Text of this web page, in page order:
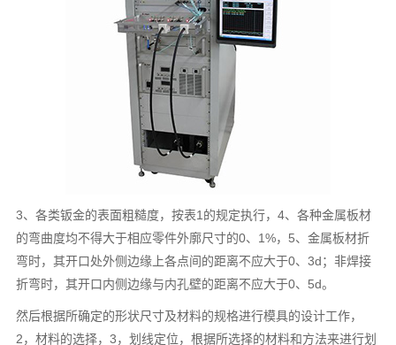
3、各类钣金的表面粗糙度，按表1的规定执行，4、各种金属板材
的弯曲度均不得大于相应零件外廓尺寸的0、1%，5、金属板材折
弯时，其开口处外侧边缘上各点间的距离不应大于0、3d；非焊接
折弯时，其开口内侧边缘与内孔壁的距离不应大于0、5d。
然后根据所确定的形状尺寸及材料的规格进行模具的设计工作，
2，材料的选择，3，划线定位，根据所选择的材料和方法来进行划